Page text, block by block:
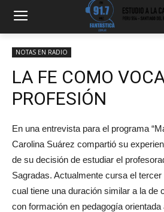
NOTAS EN RADIO
LA FE COMO
PROFESIÓN
En una entrevista para el programa
Carolina Suárez compartió su
de su decisión de estudiar el
Sagradas. Actualmente cursa el
cual tiene una duración similar a la de
con formación en pedagogía